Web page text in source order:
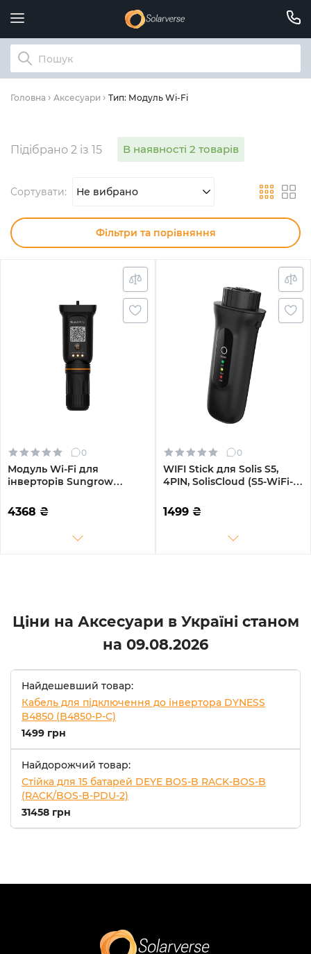
Головна Аксесуари Тип: Модуль Wi-Fi
Підібрано 2 із 15 В наявності 2 товарів
Сортувати: Не вибрано
Фільтри та порівняння
0
Модуль Wi-Fi для
інверторів Sungrow
(ASM00874)
4368 ₴
0
WIFI Stick для Solis S5,
4PIN, SolisCloud (S5-WiFi-
1499 ₴
Ціни на Аксесуари в Україні станом
на 09.08.2026
Найдешевший товар:
Кабель для підключення до інвертора DYNESS
B4850 (B4850-P-C)
1499 грн
Найдорожчий товар:
Стійка для 15 батарей DEYE BOS-B RACK-BOS-B
(RACK/BOS-B-PDU-2)
31458 грн